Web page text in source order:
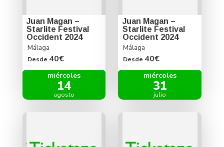
Juan Magan –
Starlite Festival
Occident 2024
Málaga
Desde 40€
miércoles
14
agosto
Juan Magan –
Starlite Festival
Occident 2024
Málaga
Desde 40€
miércoles
31
julio